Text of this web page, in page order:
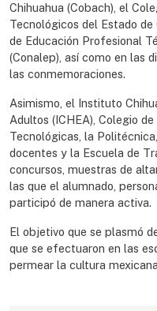
Chihuahua (Cobach), el
Tecnológicos del Estado de
de Educación Profesional
(Conalep), así como en las
las conmemoraciones.
Asimismo, el Instituto
Adultos (ICHEA), Colegio
Tecnológicas, la
docentes y la Escuela de
concursos, muestras de
las que el alumnado,
participó de manera activa.
El objetivo que se plasmó
que se efectuaron en las
permear la cultura